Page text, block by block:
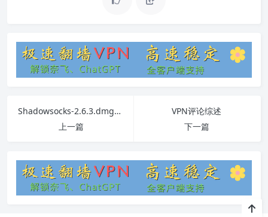
Shadowsocks-2.6.3.dmg软件安装教程及常见问题解答
上一篇
VPN评论综述
下一篇